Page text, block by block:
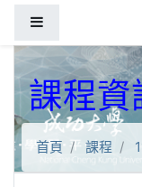
課程資
首頁 課程